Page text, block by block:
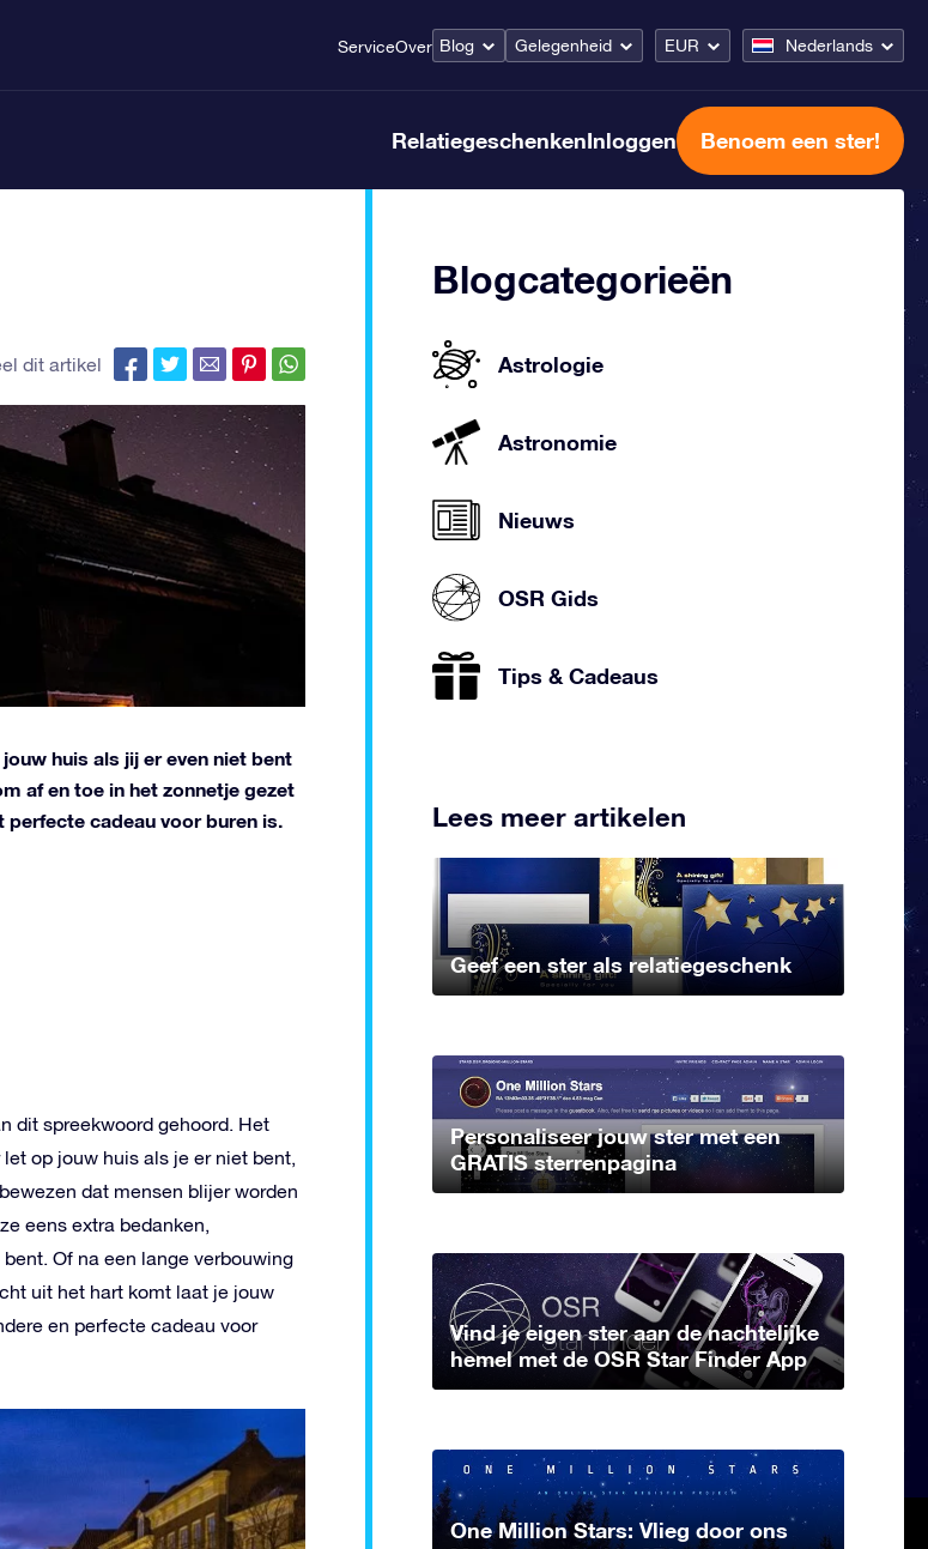
ServiceOver Blog Gelegenheid EUR Nederlands
RelatiegeschenkenInloggen Benoem een ster!
dit artikel
huis als jij er even niet bent
af en toe in het zonnetje gezet
cadeau voor buren is.
dit spreekwoord gehoord. Het
op jouw huis als je er niet bent,
dat mensen blijer worden
eens extra bedanken,
Of na een lange verbouwing
uit het hart komt laat je jouw
en perfecte cadeau voor
Blogcategorieën
Astrologie
Astronomie
Nieuws
OSR Gids
Tips & Cadeaus
Lees meer artikelen
Geef een ster als relatiegeschenk
Personaliseer jouw ster met een
GRATIS sterrenpagina
Vind je eigen ster aan de nachtelijke
hemel met de OSR Star Finder App
One Million Stars: Vlieg door ons